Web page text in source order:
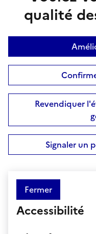
qualité
Revendiquer
Signaler un
Fermer
Accessibilité